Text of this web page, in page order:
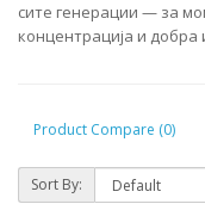
сите генерации — за
концентрација и добра
Product Compare (0)
Sort By: